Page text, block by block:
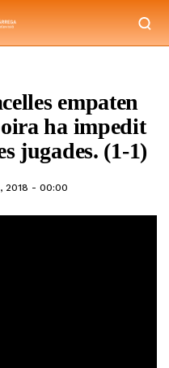
empaten
ha impedit
jugades. (1-1)
2018 - 00:00